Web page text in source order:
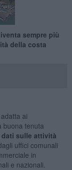
sempre più
della costa
ai
buona tenuta
dati sulle attività
uffici comunali
in
e nazionali.